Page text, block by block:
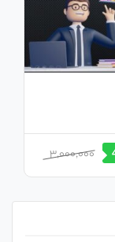
3,000,000
قیمت
فعلی